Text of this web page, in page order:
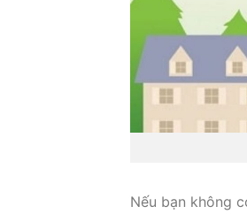
Nếu bạn không